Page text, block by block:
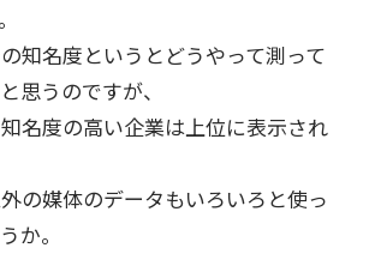
知名度というとどうやって測って
思うのですが、
名度の高い企業は上位に表示され
の媒体のデータもいろいろと使っ
か。